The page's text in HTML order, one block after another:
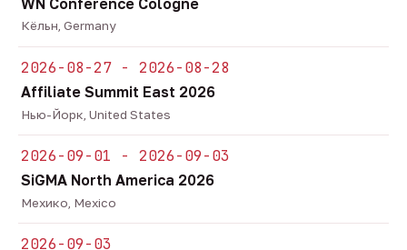
WN Conference Cologne
Кёльн, Germany
2026-08-27 - 2026-08-28
Affiliate Summit East 2026
Нью-Йорк, United States
2026-09-01 - 2026-09-03
SiGMA North America 2026
Мехико, Mexico
2026-09-03